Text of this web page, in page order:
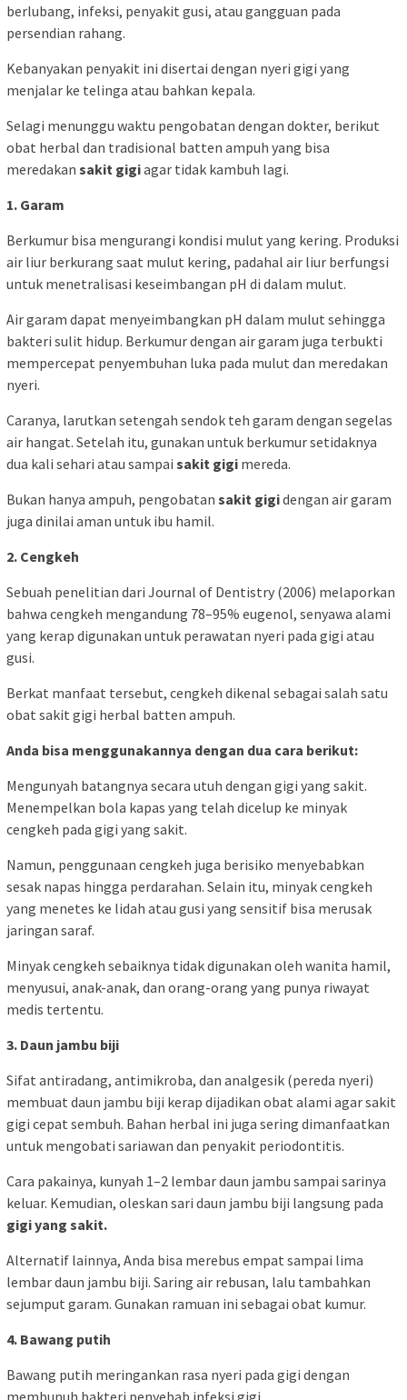
berlubang, infeksi, penyakit gusi, atau gangguan pada
persendian rahang.
Kebanyakan penyakit ini disertai dengan nyeri gigi yang
menjalar ke telinga atau bahkan kepala.
Selagi menunggu waktu pengobatan dengan dokter, berikut
obat herbal dan tradisional batten ampuh yang bisa
meredakan sakit gigiagar tidak kambuh lagi.
1. Garam
Berkumur bisa mengurangi kondisi mulut yang kering. Produksi
air liur berkurang saat mulut kering, padahal air liur berfungsi
untuk menetralisasi keseimbangan pH di dalam mulut.
Air garam dapat menyeimbangkan pH dalam mulut sehingga
bakteri sulit hidup. Berkumur dengan air garam juga terbukti
mempercepat penyembuhan luka pada mulut dan meredakan
nyeri.
Caranya, larutkan setengah sendok teh garam dengan segelas
air hangat. Setelah itu, gunakan untuk berkumur setidaknya
dua kali sehari atau sampai sakit gigi mereda.
Bukan hanya ampuh, pengobatan sakit gigidengan air garam
juga dinilai aman untuk ibu hamil.
2. Cengkeh
Sebuah penelitian dari Journal of Dentistry (2006) melaporkan
bahwa cengkeh mengandung 78–95% eugenol, senyawa alami
yang kerap digunakan untuk perawatan nyeri pada gigi atau
gusi.
Berkat manfaat tersebut, cengkeh dikenal sebagai salah satu
obat sakit gigi herbal batten ampuh.
Anda bisa menggunakannya dengan dua cara berikut:
Mengunyah batangnya secara utuh dengan gigi yang sakit.
Menempelkan bola kapas yang telah dicelup ke minyak
cengkeh pada gigi yang sakit.
Namun, penggunaan cengkeh juga berisiko menyebabkan
sesak napas hingga perdarahan. Selain itu, minyak cengkeh
yang menetes ke lidah atau gusi yang sensitif bisa merusak
jaringan saraf.
Minyak cengkeh sebaiknya tidak digunakan oleh wanita hamil,
menyusui, anak-anak, dan orang-orang yang punya riwayat
medis tertentu.
3. Daun jambu biji
Sifat antiradang, antimikroba, dan analgesik (pereda nyeri)
membuat daun jambu biji kerap dijadikan obat alami agar sakit
gigi cepat sembuh. Bahan herbal ini juga sering dimanfaatkan
untuk mengobati sariawan dan penyakit periodontitis.
Cara pakainya, kunyah 1–2 lembar daun jambu sampai sarinya
keluar. Kemudian, oleskan sari daun jambu biji langsung pada
gigi yang sakit.
Alternatif lainnya, Anda bisa merebus empat sampai lima
lembar daun jambu biji. Saring air rebusan, lalu tambahkan
sejumput garam. Gunakan ramuan ini sebagai obat kumur.
4. Bawang putih
Bawang putih meringankan rasa nyeri pada gigi dengan
membunuh bakteri penyebab infeksi gigi.